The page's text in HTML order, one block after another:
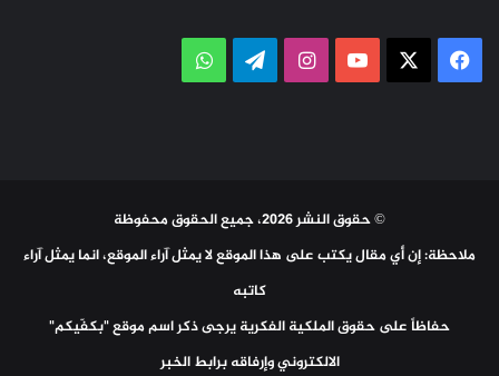
فيسبوك ‫YouTubeانستقرامتيلقرامواتساب
© حقوق النشر 2026، جميع الحقوق محفوظة
ملاحظة: إن أي مقال يكتب على هذا الموقع لا يمثل آراء الموقع، انما يمثل آراء
كاتبه
حفاظاً على حقوق الملكية الفكرية يرجى ذكر اسم موقع "بكفّيكم"
الالكتروني وإرفاقه برابط الخبر